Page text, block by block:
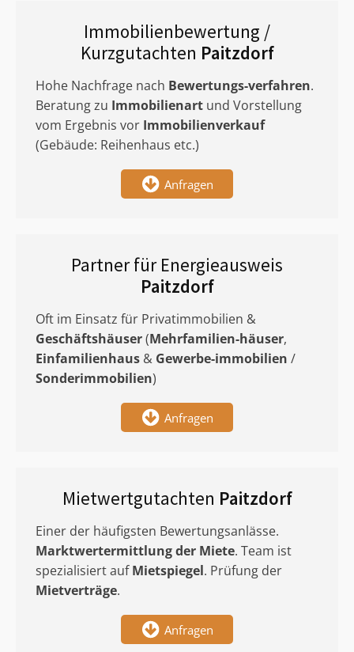
Immobilienbewertung /
Kurzgutachten Paitzdorf
Hohe Nachfrage nach Bewertungs-verfahren.
Beratung zu Immobilienart und Vorstellung
vom Ergebnis vor Immobilienverkauf
(Gebäude: Reihenhaus etc.)
Anfragen
Partner für Energieausweis
Paitzdorf
Oft im Einsatz für Privatimmobilien &
Geschäftshäuser(Mehrfamilien-häuser,
Einfamilienhaus & Gewerbe-immobilien /
Sonderimmobilien)
Anfragen
Mietwertgutachten Paitzdorf
Einer der häufigsten Bewertungsanlässe.
Marktwertermittlungder Miete. Team ist
spezialisiert aufMietspiegel. Prüfung der
Mietverträge.
Anfragen